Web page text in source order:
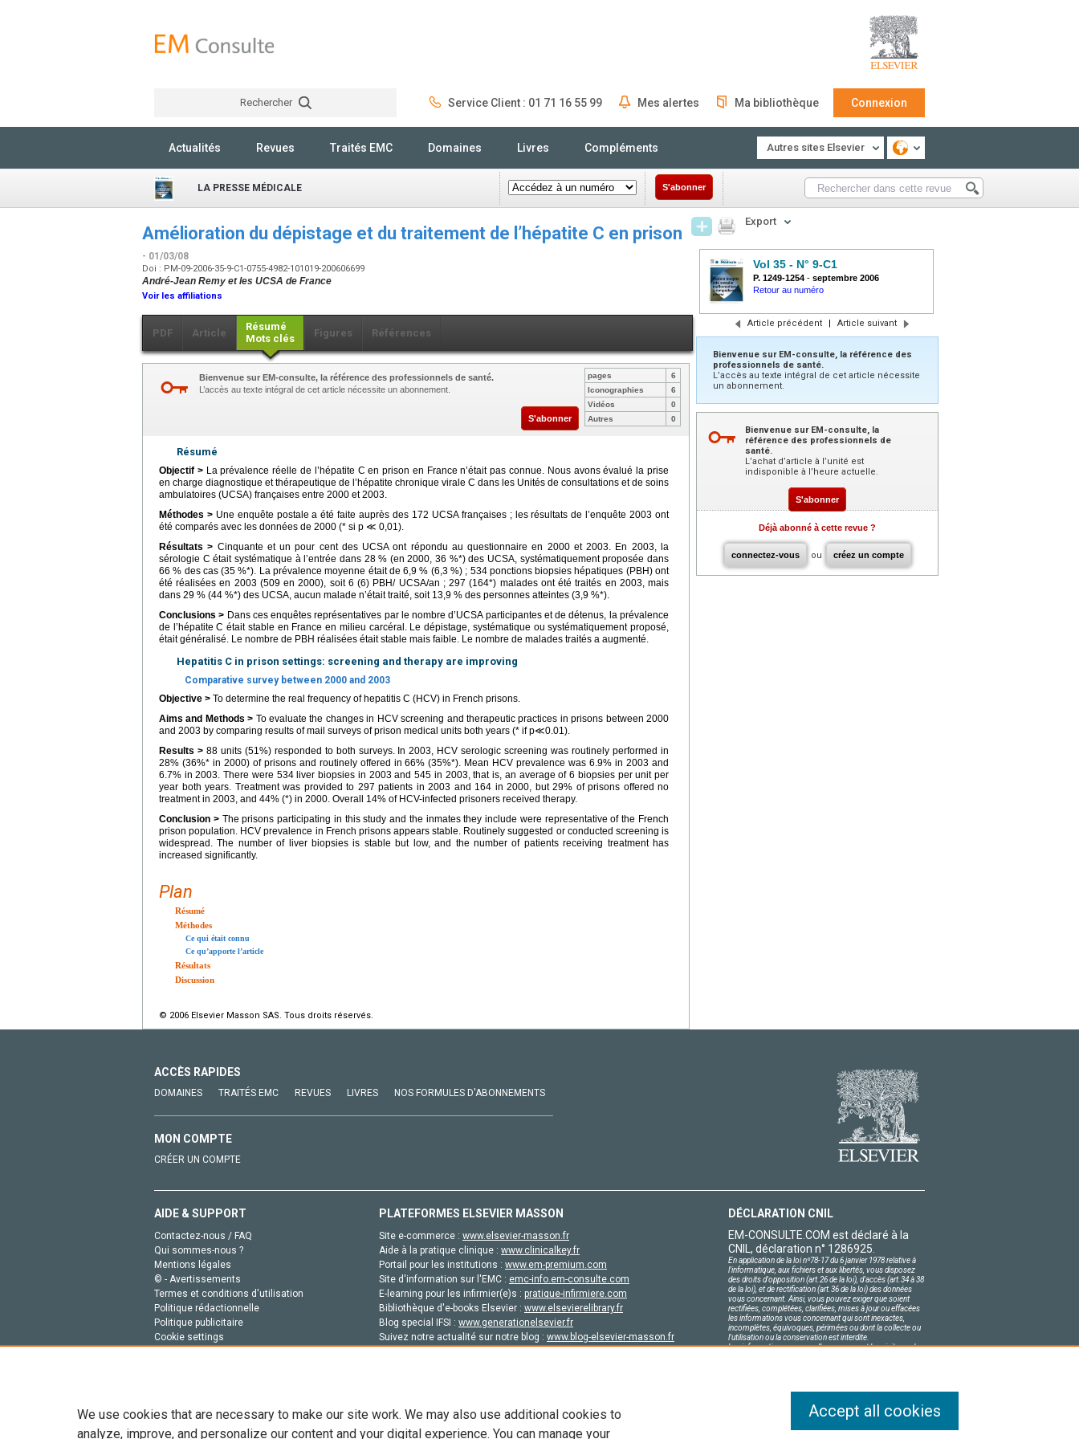
Rechercher Service Client : 01 71 16 55 99 Mes alertes Ma bibliothèque Connexion
Actualités Revues Traités EMC Domaines Livres Compléments Autres sites Elsevier
LA PRESSE MÉDICALE S'abonner
Amélioration du dépistage et du traitement de l’hépatite C en prison
- 01/03/08
Doi : PM-09-2006-35-9-C1-0755-4982-101019-200606699
André-Jean Remy et les UCSA de France
Voir les affiliations
PDF Article
Résumé
Mots clés
Figures Références
Bienvenue sur EM-consulte, la référence des professionnels de santé.
L’accès au texte intégral de cet article nécessite un abonnement.
S'abonner
pages
6
Iconographies
6
Vidéos
0
Autres
0
Résumé
Objectif >La prévalence réelle de l’hépatite C en prison en France n’était pas connue. Nous avons évalué la prise
en charge diagnostique et thérapeutique de l’hépatite chronique virale C dans les Unités de consultations et de soins
ambulatoires (UCSA) françaises entre 2000 et 2003.
Méthodes >Une enquête postale a été faite auprès des 172 UCSA françaises ; les résultats de l’enquête 2003 ont
été comparés avec les données de 2000 (* si p ≪ 0,01).
Résultats > Cinquante et un pour cent des UCSA ont répondu au questionnaire en 2000 et 2003. En 2003, la
sérologie C était systématique à l’entrée dans 28 % (en 2000, 36 %*) des UCSA, systématiquement proposée dans
66 % des cas (35 %*). La prévalence moyenne était de 6,9 % (6,3 %) ; 534 ponctions biopsies hépatiques (PBH) ont
été réalisées en 2003 (509 en 2000), soit 6 (6) PBH/ UCSA/an ; 297 (164*) malades ont été traités en 2003, mais
dans 29 % (44 %*) des UCSA, aucun malade n’était traité, soit 13,9 % des personnes atteintes (3,9 %*).
Conclusions > Dans ces enquêtes représentatives par le nombre d’UCSA participantes et de détenus, la prévalence
de l’hépatite C était stable en France en milieu carcéral. Le dépistage, systématique ou systématiquement proposé,
était généralisé. Le nombre de PBH réalisées était stable mais faible. Le nombre de malades traités a augmenté.
Hepatitis C in prison settings: screening and therapy are improving
Comparative survey between 2000 and 2003
Objective > To determine the real frequency of hepatitis C (HCV) in French prisons.
Aims and Methods > To evaluate the changes in HCV screening and therapeutic practices in prisons between 2000
and 2003 by comparing results of mail surveys of prison medical units both years (* if p≪0.01).
Results >88 units (51%) responded to both surveys. In 2003, HCV serologic screening was routinely performed in
28% (36%* in 2000) of prisons and routinely offered in 66% (35%*). Mean HCV prevalence was 6.9% in 2003 and
6.7% in 2003. There were 534 liver biopsies in 2003 and 545 in 2003, that is, an average of 6 biopsies per unit per
year both years. Treatment was provided to 297 patients in 2003 and 164 in 2000, but 29% of prisons offered no
treatment in 2003, and 44% (*) in 2000. Overall 14% of HCV-infected prisoners received therapy.
Conclusion >The prisons participating in this study and the inmates they include were representative of the French
prison population. HCV prevalence in French prisons appears stable. Routinely suggested or conducted screening is
widespread. The number of liver biopsies is stable but low, and the number of patients receiving treatment has
increased significantly.
Plan
Résumé
Méthodes
Ce qui était connu
Ce qu’apporte l’article
Résultats
Discussion
© 2006 Elsevier Masson SAS. Tous droits réservés.
Export
Vol 35 - N° 9-C1
P. 1249-1254 - septembre 2006
Retour au numéro
Article précédent | Article suivant
Bienvenue sur EM-consulte, la référence des
professionnels de santé.
L’accès au texte intégral de cet article nécessite
un abonnement.
Bienvenue sur EM-consulte, la
référence des professionnels de
santé.
L’achat d’article à l’unité est
indisponible à l’heure actuelle.
S'abonner
Déjà abonné à cette revue ?
connectez-vous ou créez un compte
ACCÈS RAPIDES
DOMAINES TRAITÉS EMC REVUES LIVRES NOS FORMULES D'ABONNEMENTS
MON COMPTE
CRÉER UN COMPTE
AIDE & SUPPORT
Contactez-nous / FAQ
Qui sommes-nous ?
Mentions légales
© - Avertissements
Termes et conditions d'utilisation
Politique rédactionnelle
Politique publicitaire
Cookie settings
PLATEFORMES ELSEVIER MASSON
Site e-commerce : www.elsevier-masson.fr
Aide à la pratique clinique : www.clinicalkey.fr
Portail pour les institutions : www.em-premium.com
Site d'information sur l'EMC : emc-info.em-consulte.com
E-learning pour les infirmier(e)s : pratique-infirmiere.com
Bibliothèque d'e-books Elsevier : www.elsevierelibrary.fr
Blog special IFSI : www.generationelsevier.fr
Suivez notre actualité sur notre blog : www.blog-elsevier-masson.fr
DÉCLARATION CNIL
EM-CONSULTE.COM est déclaré à la
CNIL, déclaration n° 1286925.
En application de la loi nº78-17 du 6 janvier 1978 relative à
l'informatique, aux fichiers et aux libertés, vous disposez
des droits d'opposition (art.26 de la loi), d'accès (art.34 à 38
de la loi), et de rectification (art.36 de la loi) des données
vous concernant. Ainsi, vous pouvez exiger que soient
rectifiées, complétées, clarifiées, mises à jour ou effacées
les informations vous concernant qui sont inexactes,
incomplètes, équivoques, périmées ou dont la collecte ou
l'utilisation ou la conservation est interdite.
Les informations personnelles concernant les visiteurs de
We use cookies that are necessary to make our site work. We may also use additional cookies to
analyze, improve, and personalize our content and your digital experience. You can manage your
Accept all cookies